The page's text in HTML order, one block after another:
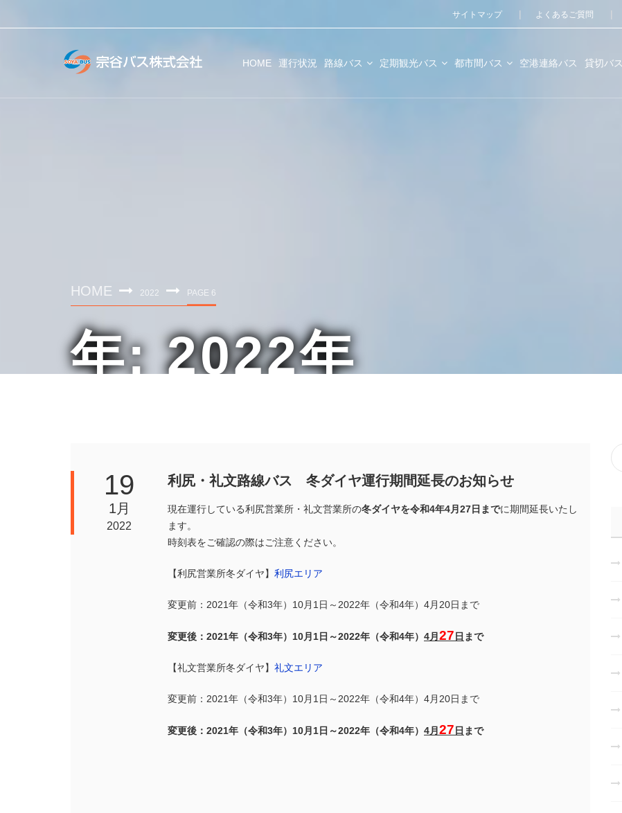
サイトマップ よくあるご質問
HOME 運行状況 路線バス 定期観光バス 都市間バス 空港連絡バス 貸切バス
HOME 2022 PAGE 6
年: 2022年
19
1月
2022
利尻・礼文路線バス 冬ダイヤ運行期間延長のお知らせ
現在運行している利尻営業所・礼文営業所の冬ダイヤを令和4年4月27日までに期間延長いたし
ます。
時刻表をご確認の際はご注意ください。
【利尻営業所冬ダイヤ】 利尻エリア
変更前：2021年（令和3年）10月1日～2022年（令和4年）4月20日まで
変更後：2021年（令和3年）10月1日～2022年（令和4年） 4月 27 日 まで
【礼文営業所冬ダイヤ】 礼文エリア
変更前：2021年（令和3年）10月1日～2022年（令和4年）4月20日まで
変更後：2021年（令和3年）10月1日～2022年（令和4年） 4月 27 日 まで